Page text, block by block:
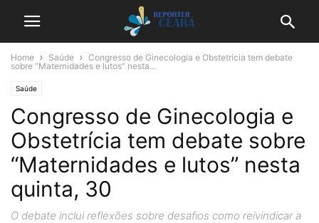
Home Saúde
Congresso de Ginecologia e Obstetrícia tem debate
sobre “Maternidades e lutos” nesta...
Saúde
Congresso de Ginecologia e
Obstetrícia tem debate sobre
“Maternidades e lutos” nesta
quinta, 30
O debate inclui reflexões sobre desafios como reivindicar a